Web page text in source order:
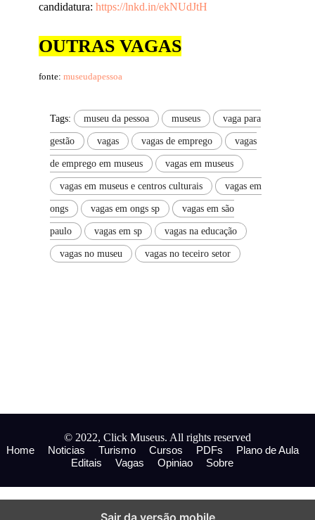
candidatura: https://lnkd.in/ekNUdJtH
OUTRAS VAGAS
fonte: museudapessoa
Tags: museu da pessoa museus vaga para
gestão vagas vagas de emprego vagas
de emprego em museus vagas em museus
vagas em museus e centros culturais vagas em
ongs vagas em ongs sp vagas em são
paulo vagas em sp vagas na educação
vagas no museu vagas no teceiro setor
© 2022, Click Museus. All rights reserved
Home
Noticias Turismo Cursos PDFs
Plano de Aula
Editais
Vagas Opiniao Sobre
Sair da versão mobile